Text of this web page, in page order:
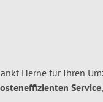
Herne für Ihren
Service